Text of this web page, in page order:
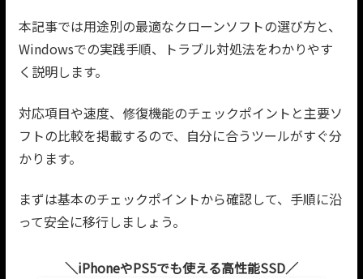
本記事では用途別の最適なクローンソフトの選び方と、
Windowsでの実践手順、トラブル対処法をわかりやす
く説明します。
対応項目や速度、修復機能のチェックポイントと主要ソ
フトの比較を掲載するので、自分に合うツールがすぐ分
かります。
まずは基本のチェックポイントから確認して、手順に沿
って安全に移行しましょう。
iPhoneやPS5でも使える高性能SSD